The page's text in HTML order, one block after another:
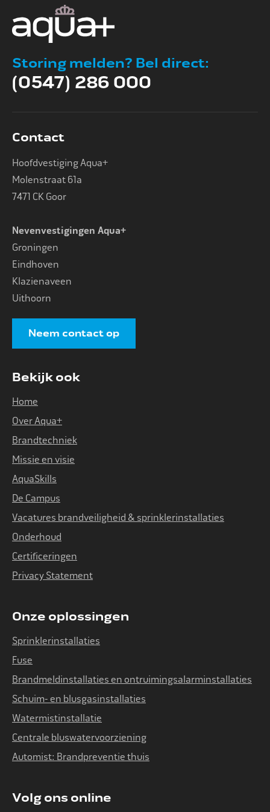
Storing melden? Bel direct:
(0547) 286 000
Contact
Hoofdvestiging Aqua+
Molenstraat 61a
7471 CK Goor
Nevenvestigingen Aqua+
Groningen
Eindhoven
Klazienaveen
Uithoorn
Neem contact op
Bekijk ook
Home
Over Aqua+
Brandtechniek
Missie en visie
AquaSkills
De Campus
Vacatures brandveiligheid & sprinklerinstallaties
Onderhoud
Certificeringen
Privacy Statement
Onze oplossingen
Sprinklerinstallaties
Fuse
Brandmeldinstallaties en ontruimingsalarminstallaties
Schuim- en blusgasinstallaties
Watermistinstallatie
Centrale bluswatervoorziening
Automist: Brandpreventie thuis
Volg ons online